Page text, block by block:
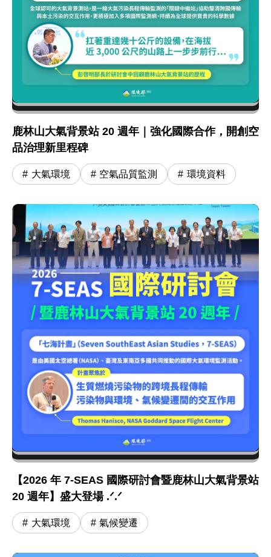
鹿林山大氣背景站 20 週年｜強化國際合作，開創空
品治理新里程碑
大氣環境 空氣品質監測 環境資料
【2026 年 7-SEAS 國際研討會暨鹿林山大氣背景站
20 週年】盛大登場 .ᐟ.ᐟ
大氣環境 氣候變遷